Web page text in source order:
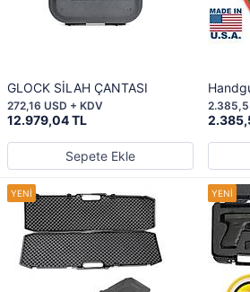
GLOCK SİLAH ÇANTASI
12.979,04 TL
272,16 USD + KDV
Sepete Ekle
Silah